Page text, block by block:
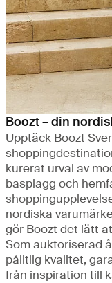
Boozt – din
Upptäck Boozt
kurerat urval av
basplagg och
nordiska
gör Boozt det lätt
Som auktoriserad
pålitlig kvalitet,
från inspiration till